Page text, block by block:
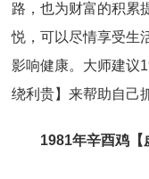
路，也为财富的积累
悦，可以尽情享受生
影响健康。大师建议
绕利贵】来帮助自己
1981年辛酉鸡【